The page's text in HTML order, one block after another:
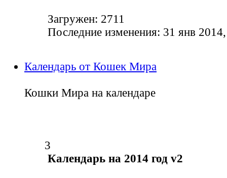
Загружен: 2711
Последние изменения: 31 янв
Календарь от Кошек Мира
Кошки Мира на календаре
3
Календарь на 2014 год v2